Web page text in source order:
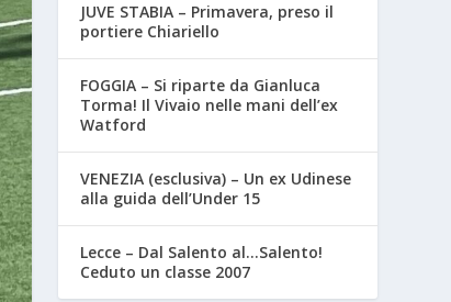
JUVE STABIA – Primavera, preso il
portiere Chiariello
FOGGIA – Si riparte da Gianluca
Torma! Il Vivaio nelle mani dell’ex
Watford
VENEZIA (esclusiva) – Un ex Udinese
alla guida dell’Under 15
Lecce – Dal Salento al…Salento!
Ceduto un classe 2007